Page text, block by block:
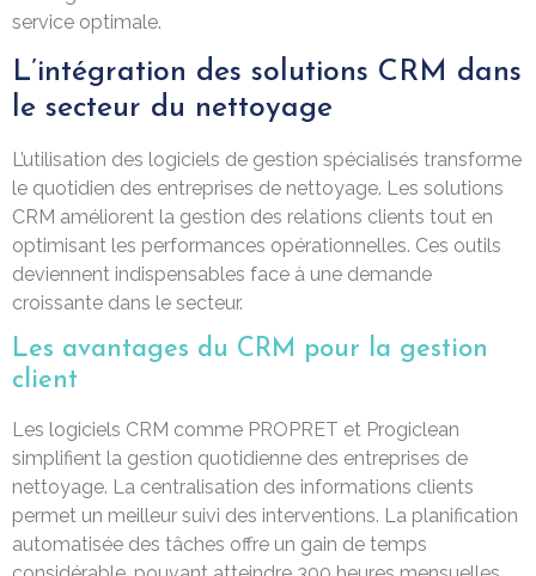
service optimale.
L’intégration des solutions CRM dans
le secteur du nettoyage
L’utilisation des logiciels de gestion spécialisés transforme
le quotidien des entreprises de nettoyage. Les solutions
CRM améliorent la gestion des relations clients tout en
optimisant les performances opérationnelles. Ces outils
deviennent indispensables face à une demande
croissante dans le secteur.
Les avantages du CRM pour la gestion
client
Les logiciels CRM comme PROPRET et Progiclean
simplifient la gestion quotidienne des entreprises de
nettoyage. La centralisation des informations clients
permet un meilleur suivi des interventions. La planification
automatisée des tâches offre un gain de temps